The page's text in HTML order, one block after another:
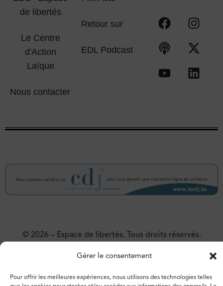
Gérer le consentement
Pour offrir les meilleures expériences, nous utilisons des technologies telles
de libertés
Le Centre
d'Action
Laïque
Nous contacter
Retour sur
EDL Podcast
© 2026 – Espace de libertés. Tous droits réservés.